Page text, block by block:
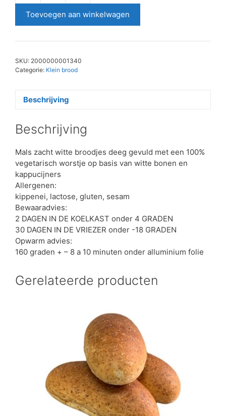
worstenbroodjes
4
stuks
aantal
Toevoegen aan winkelwagen
SKU: 2000000001340
Categorie: Klein brood
Beschrijving
Beschrijving
Mals zacht witte broodjes deeg gevuld met een 100%
vegetarisch worstje op basis van witte bonen en
kappucijners
Allergenen:
kippenei, lactose, gluten, sesam
Bewaaradvies:
2 DAGEN IN DE KOELKAST onder 4 GRADEN
30 DAGEN IN DE VRIEZER onder -18 GRADEN
Opwarm advies:
160 graden + – 8 a 10 minuten onder alluminium folie
Gerelateerde producten